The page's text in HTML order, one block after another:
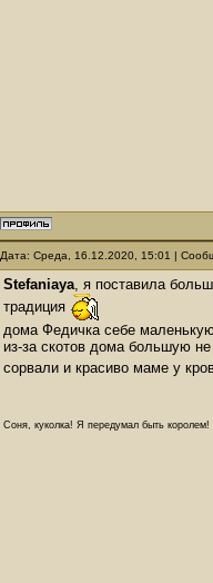
Дата: Среда, 16.12.2020, 15:01 |
Stefaniaya, я поставила
традиция
дома Федичка себе
из-за скотов дома большую
сорвали и красиво маме у
Соня, куколка! Я передумал быть